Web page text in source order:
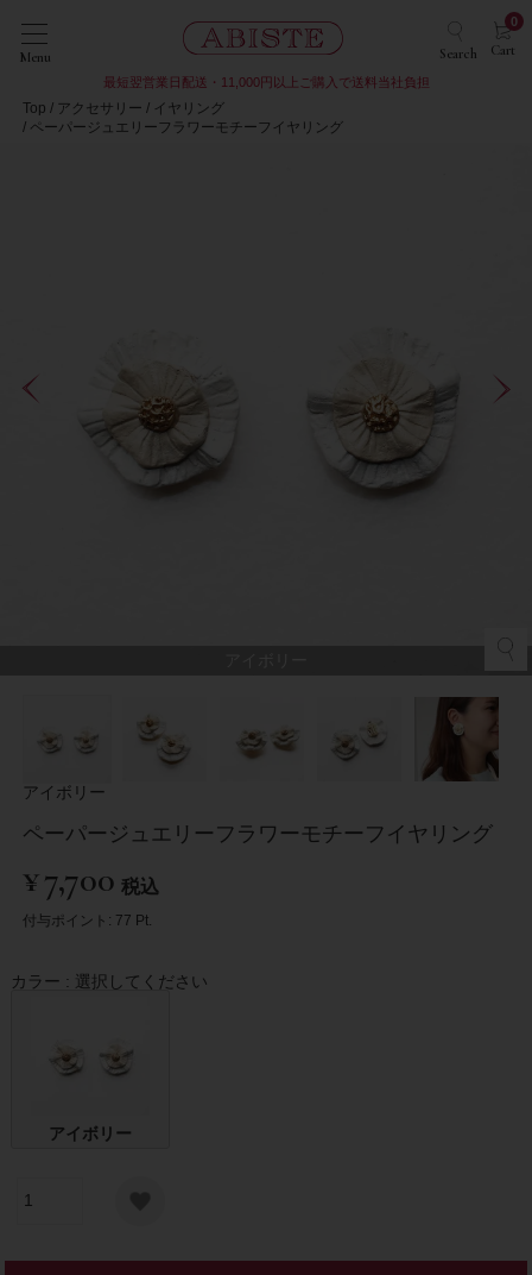
Menu Search Cart
0
最短翌営業日配送・11,000円以上ご購入で送料当社負担
Top アクセサリー
イヤリング
ペーパージュエリーフラワーモチーフイヤリング
アイボリー
ペーパージュエリーフラワーモチーフイヤリング
¥7,700 税込
付与ポイント: 77 Pt.
カラー 選択してください
アイボリー